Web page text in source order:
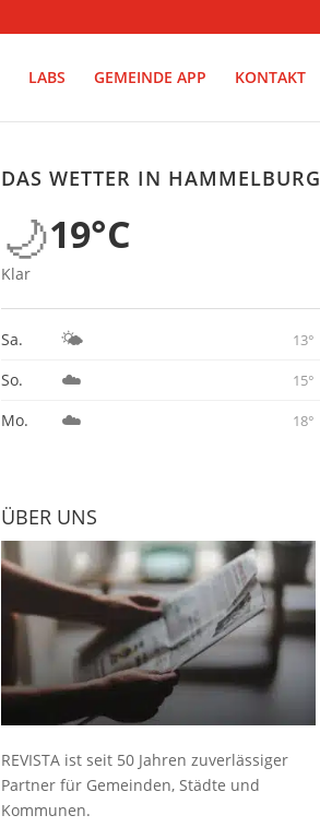
LABS GEMEINDE APP KONTAKT
DAS WETTER IN HAMMELBURG
🌙19°C
Klar
Sa. 🌤️ 13°
So.
☁️ 15°
Mo.
☁️ 18°
ÜBER UNS
REVISTA ist seit 50 Jahren zuverlässiger
Partner für Gemeinden, Städte und
Kommunen.